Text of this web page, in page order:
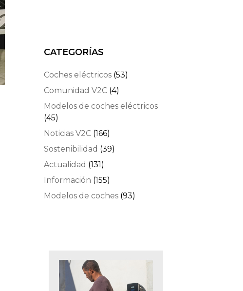
CATEGORÍAS
Coches eléctricos (53)
Comunidad V2C (4)
Modelos de coches eléctricos
(45)
Noticias V2C (166)
Sostenibilidad (39)
Actualidad (131)
Información (155)
Modelos de coches (93)